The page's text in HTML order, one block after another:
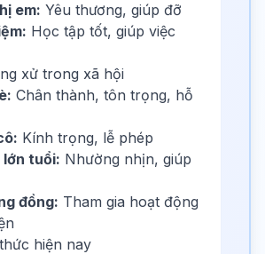
em: Yêu thương, giúp đỡ
Học tập tốt, giúp việc
xử trong xã hội
Chân thành, tôn trọng, hỗ
Kính trọng, lễ phép
tuổi: Nhường nhịn, giúp
đồng: Tham gia hoạt động
hiện nay